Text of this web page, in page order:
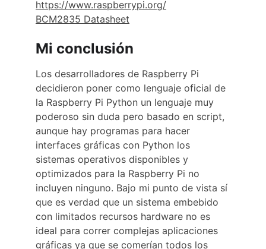
https://www.raspberrypi.org/
BCM2835 Datasheet
Mi conclusión
Los desarrolladores de Raspberry Pi
decidieron poner como lenguaje oficial de
la Raspberry Pi Python un lenguaje muy
poderoso sin duda pero basado en script,
aunque hay programas para hacer
interfaces gráficas con Python los
sistemas operativos disponibles y
optimizados para la Raspberry Pi no
incluyen ninguno. Bajo mi punto de vista sí
que es verdad que un sistema embebido
con limitados recursos hardware no es
ideal para correr complejas aplicaciones
gráficas ya que se comerían todos los